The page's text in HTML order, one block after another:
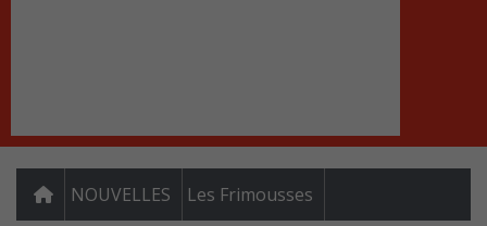
NOUVELLES Les Frimousses